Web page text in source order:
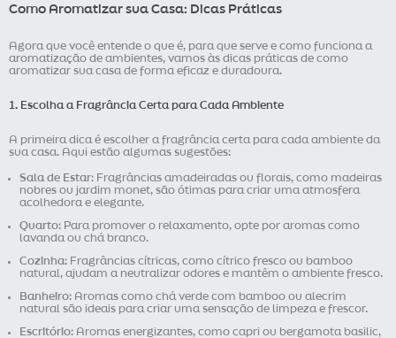
Como Aromatizar sua Casa: Dicas Práticas
Agora que você entende o que é, para que serve e como funciona a
aromatização de ambientes, vamos às dicas práticas de como
aromatizar sua casa de forma eficaz e duradoura.
1. Escolha a Fragrância Certa para Cada Ambiente
A primeira dica é escolher a fragrância certa para cada ambiente da
sua casa. Aqui estão algumas sugestões:
Sala de Estar: Fragrâncias amadeiradas ou florais, como madeiras
nobres ou jardim monet, são ótimas para criar uma atmosfera
acolhedora e elegante.
Quarto: Para promover o relaxamento, opte por aromas como
lavanda ou chá branco.
Cozinha: Fragrâncias cítricas, como cítrico fresco ou bamboo
natural, ajudam a neutralizar odores e mantêm o ambiente fresco.
Banheiro: Aromas como chá verde com bamboo ou alecrim
natural são ideais para criar uma sensação de limpeza e frescor.
Escritório: Aromas energizantes, como capri ou bergamota basilic,